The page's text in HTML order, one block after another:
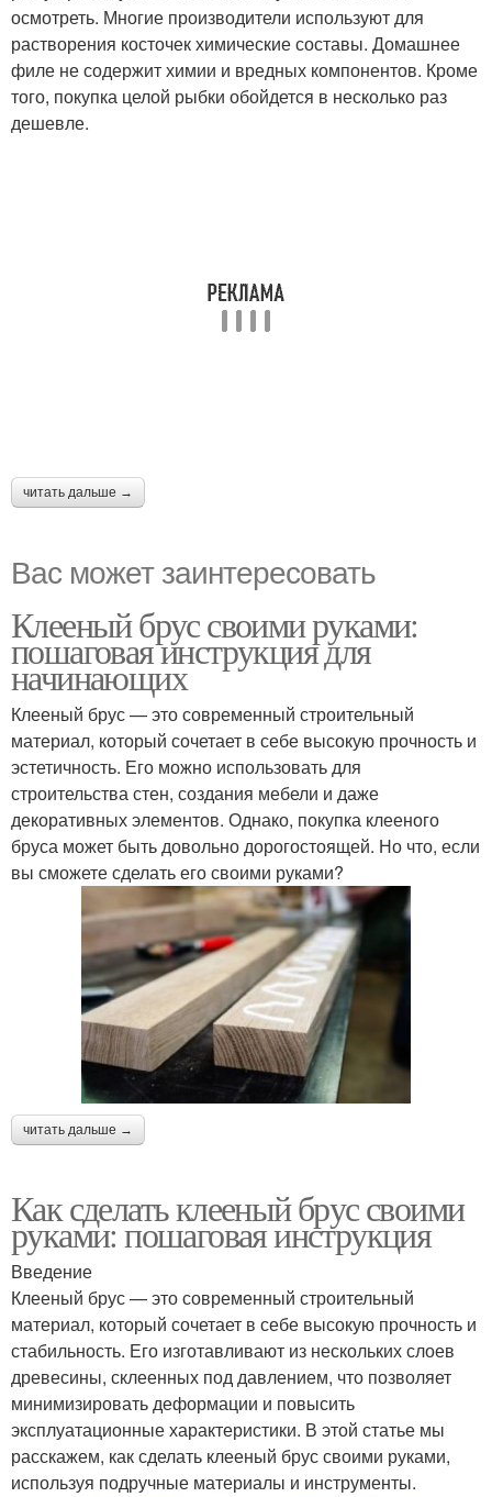
осмотреть. Многие производители используют для
растворения косточек химические составы. Домашнее
филе не содержит химии и вредных компонентов. Кроме
того, покупка целой рыбки обойдется в несколько раз
дешевле.
читать дальше →
Вас может заинтересовать
Клееный брус своими руками:
пошаговая инструкция для
начинающих
Клееный брус — это современный строительный
материал, который сочетает в себе высокую прочность и
эстетичность. Его можно использовать для
строительства стен, создания мебели и даже
декоративных элементов. Однако, покупка клееного
бруса может быть довольно дорогостоящей. Но что, если
вы сможете сделать его своими руками?
читать дальше →
Как сделать клееный брус своими
руками: пошаговая инструкция
Введение
Клееный брус — это современный строительный
материал, который сочетает в себе высокую прочность и
стабильность. Его изготавливают из нескольких слоев
древесины, склеенных под давлением, что позволяет
минимизировать деформации и повысить
эксплуатационные характеристики. В этой статье мы
расскажем, как сделать клееный брус своими руками,
используя подручные материалы и инструменты.